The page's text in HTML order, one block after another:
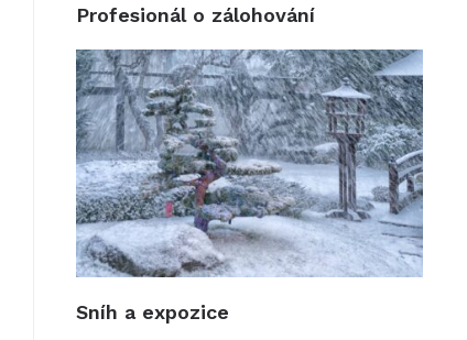
Profesionál o zálohování
Sníh a expozice